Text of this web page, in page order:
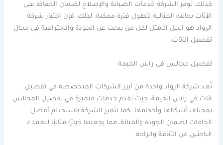
كذلك، توفر الشركة خدمات الصيانة والإصلاح لضمان الحفاظ على
الأثاث بحالته المثالية لأطول فترة ممكنة. لذلك، فإن اختيار شركة
الرواد هو الحل الأمثل لكل من يبحث عن الجودة والاحترافية في مجال
تفصيل الأثاث.
تفصيل مجالس في راس الخيمة
تُعد شركة الرواد واحدة من أبرز الشركات المتخصصة في تفصيل
اثاث في راس الخيمة، حيث تقدم خدمات متميزة في تفصيل المجالس
بمختلف أشكالها وأحجامها. كما تتميز الشركة باستخدام أفضل
الخامات لضمان الجودة والمتانة، مما يجعلها خيارًا مثاليًا للعملاء
الباحثين عن الأناقة والراحة.